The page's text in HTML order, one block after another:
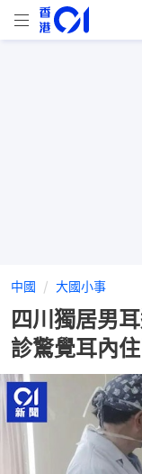
中國 大國小事
四川獨居男
診驚覺耳內